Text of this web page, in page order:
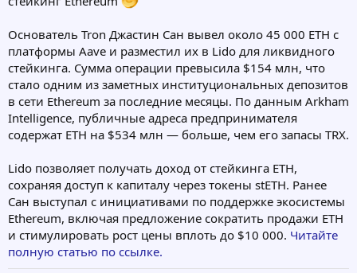
Основатель Tron Джастин Сан вывел около 45 000 ETH с
платформы Aave и разместил их в Lido для ликвидного
стейкинга. Сумма операции превысила $154 млн, что
стало одним из заметных институциональных депозитов
в сети Ethereum за последние месяцы. По данным Arkham
Intelligence, публичные адреса предпринимателя
содержат ETH на $534 млн — больше, чем его запасы TRX.
Lido позволяет получать доход от стейкинга ETH,
сохраняя доступ к капиталу через токены stETH. Ранее
Сан выступал с инициативами по поддержке экосистемы
Ethereum, включая предложение сократить продажи ETH
и стимулировать рост цены вплоть до $10 000. Читайте
полную статью по ссылке.